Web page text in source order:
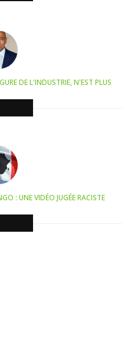
DE L'INDUSTRIE, N'EST PLUS
: UNE VIDÉO JUGÉE RACISTE